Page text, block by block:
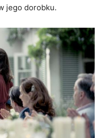
jego dorobku.